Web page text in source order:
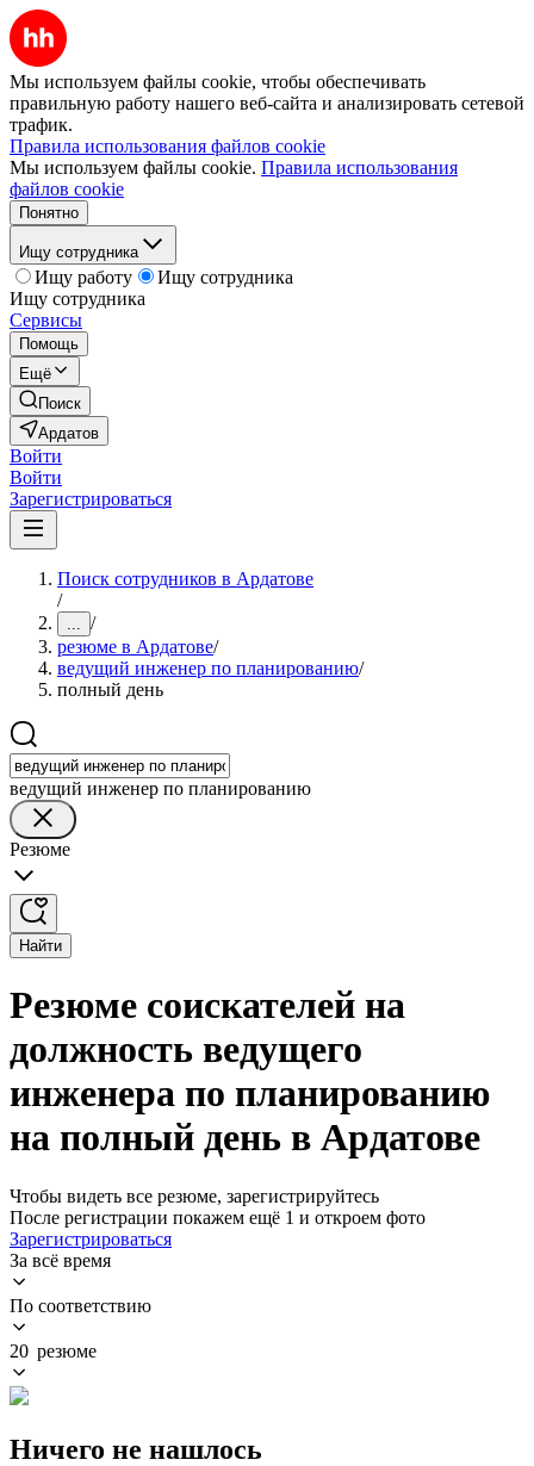
Мы используем файлы cookie, чтобы обеспечивать
правильную работу нашего веб-сайта и анализировать сетевой
трафик.
Правила использования файлов cookie
Мы используем файлы cookie. Правила использования
файлов cookie
Понятно
Ищу сотрудника
Ищу работу
Ищу сотрудника
Ищу сотрудника
Сервисы
Помощь
Ещё
Поиск
Ардатов
Войти
Войти
Зарегистрироваться
Поиск сотрудников в Ардатове
/
... /
резюме в Ардатове/
ведущий инженер по планированию/
полный день
ведущий инженер по планированию
Резюме
Найти
Резюме соискателей на
должность ведущего
инженера по планированию
на полный день в Ардатове
Чтобы видеть все резюме, зарегистрируйтесь
После регистрации покажем ещё 1 и откроем фото
Зарегистрироваться
За всё время
По соответствию
20 резюме
Ничего не нашлось